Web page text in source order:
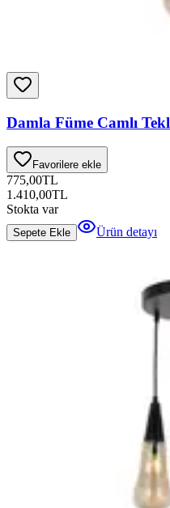
Damla Füme Camlı
Favorilere ekle
775,00TL
1.410,00TL
Stokta var
Sepete Ekle Ürün detayı